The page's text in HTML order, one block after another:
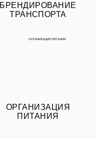
БРЕНДИРОВАНИЕ
ТРАНСПОРТА
ОРГАНИЗАЦИЯ
ПИТАНИЯ